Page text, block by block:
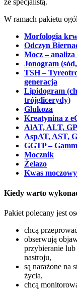
ze specjalistą.
W ramach pakietu
Morfologia
Odczyn
Mocz –
Jonogram
TSH –
generacja
Lipidogram
trójglicerydy)
Glukoza
Kreatynina z
AlAT, ALT,
AspAT, AST,
GGTP –
Mocznik
Żelazo
Kwas moczowy
Kiedy warto
Pakiet polecany jest
chcą
obserwują
przybieranie lub
nastroju,
są narażone na
życia,
chcą